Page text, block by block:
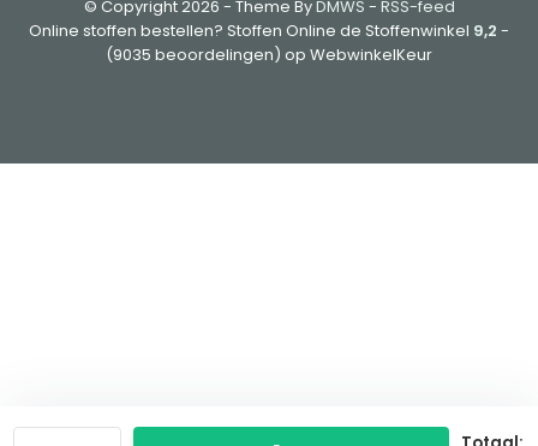
© Copyright 2026 - Theme ByDMWS - RSS-feed
Online stoffen bestellen? Stoffen Online de Stoffenwinkel 9,2 -
(9035 beoordelingen) op WebwinkelKeur